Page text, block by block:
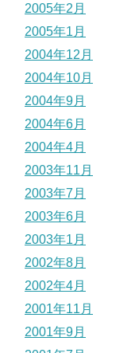
2005年2月
2005年1月
2004年12月
2004年10月
2004年9月
2004年6月
2004年4月
2003年11月
2003年7月
2003年6月
2003年1月
2002年8月
2002年4月
2001年11月
2001年9月